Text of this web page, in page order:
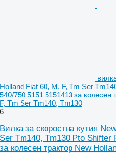
Holland Fiat 60, M, F, Tm Ser
540/750 5151 5151413 за колесен
F, Tm Ser Tm140, Tm130
6
Вилка за скоростна кутия
Ser Tm140, Tm130 Pto Shifter
за колесен трактор New